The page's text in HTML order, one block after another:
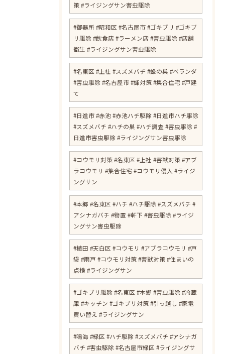
策 #ライジングサン害虫駆除
#御器所 #昭和区 #名古屋市 #ゴキブリ #ゴキブ
リ駆除 #飲食店 #ラーメン店 #害虫駆除 #店舗
衛生 #ライジングサン害虫駆除
#名東区 #上社 #スズメバチ #蜂の巣 #ベランダ
#害虫駆除 #名古屋市 #蜂対策 #集合住宅 #戸建
て
#日進市 #赤池 #赤池ハチ駆除 #日進市ハチ駆除
#スズメバチ #ハチの巣 #ハチ調査 #害虫駆除 #
日進市害虫駆除 #ライジングサン害虫駆除
#コウモリ対策 #名東区 #上社 #害獣対策 #アブ
ラコウモリ #集合住宅 #コウモリ侵入 #ライジ
ングサン
#本郷 #名東区 #ハチ #ハチ駆除 #スズメバチ #
アシナガバチ #物置 #軒下 #害虫駆除 #ライジ
ングサン害虫駆除
#植田 #天白区 #コウモリ #アブラコウモリ #戸
袋 #雨戸 #コウモリ対策 #害獣対策 #住まいの
点検 #ライジングサン
#ゴキブリ駆除 #名東区 #本郷 #害虫駆除 #冷蔵
庫 #キッチン #ゴキブリ対策 #引っ越し #家電
買い替え #ライジングサン
#鳴海 #緑区 #ハチ駆除 #スズメバチ #アシナガ
バチ #害虫駆除 #名古屋市緑区 #ライジングサ